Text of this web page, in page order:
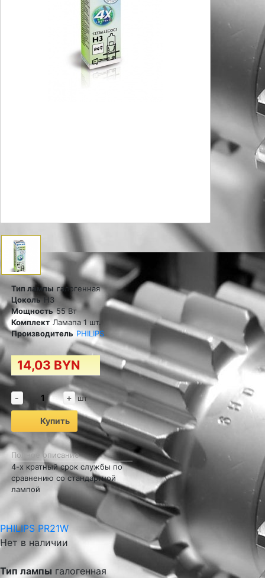
Тип лампы галогенная
Цоколь H3
Мощность 55 Вт
Комплект Ламапа 1 шт.
Производитель PHILIPS
14,03 BYN
- + шт
Купить
Полное описание
4-х кратный срок службы по
сравнению со стандартной
лампой
PHILIPS PR21W
Нет в наличии
Тип лампы галогенная